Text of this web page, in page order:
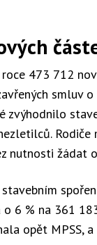
473 712
smluv
zvýhodnilo
nutnosti žádat
6 % na 361
opět MPSS,